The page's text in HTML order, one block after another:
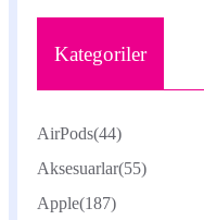
Kategoriler
AirPods(44)
Aksesuarlar(55)
Apple(187)